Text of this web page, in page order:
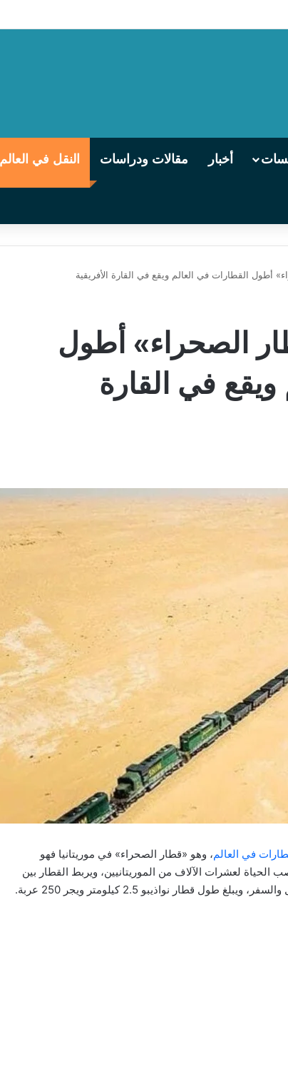
سوهاج إلى القاهرة
أخبار مقالات ودراسات النقل في العالم
«قطار الصحراء» أطول
ويقع في القارة
في العالم، وهو «قطار الصحراء» في موريتانيا فهو
لعشرات الآلاف من الموريتانيين، ويربط القطار بين
قطار نواذيبو 2.5 كيلومتر ويجر 250 عربة.